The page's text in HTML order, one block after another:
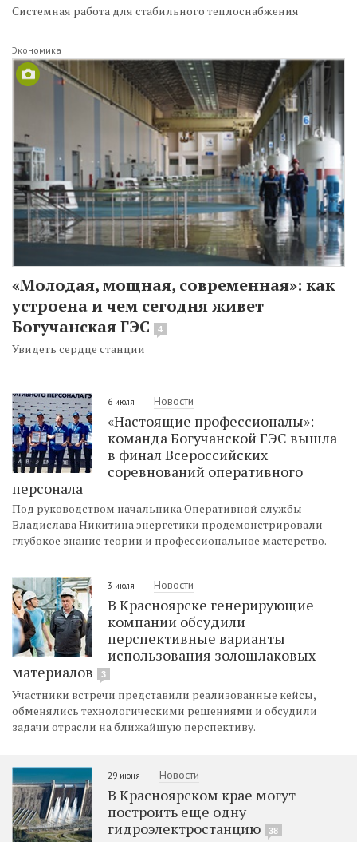
Системная работа для стабильного теплоснабжения
Экономика
«Молодая, мощная, современная»: как
устроена и чем сегодня живет
Богучанская ГЭС
4
Увидеть сердце станции
6 июля Новости
«Настоящие профессионалы»:
команда Богучанской ГЭС вышла
в финал Всероссийских
соревнований оперативного
персонала
Под руководством начальника Оперативной службы
Владислава Никитина энергетики продемонстрировали
глубокое знание теории и профессиональное мастерство.
3 июля Новости
В Красноярске генерирующие
компании обсудили
перспективные варианты
использования золошлаковых
материалов
3
Участники встречи представили реализованные кейсы,
обменялись технологическими решениями и обсудили
задачи отрасли на ближайшую перспективу.
29 июня Новости
В Красноярском крае могут
построить еще одну
гидроэлектростанцию
38